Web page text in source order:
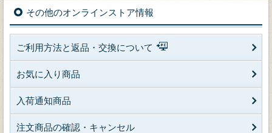
その他のオンラインストア情報
ご利用方法と返品・交換について
お気に入り商品
入荷通知商品
注文商品の確認・キャンセル